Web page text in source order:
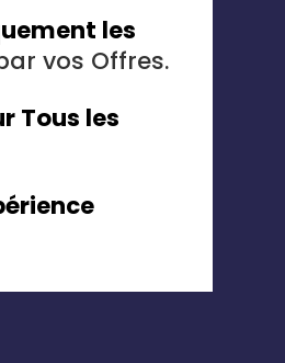
les
vos Offres.
Tous les